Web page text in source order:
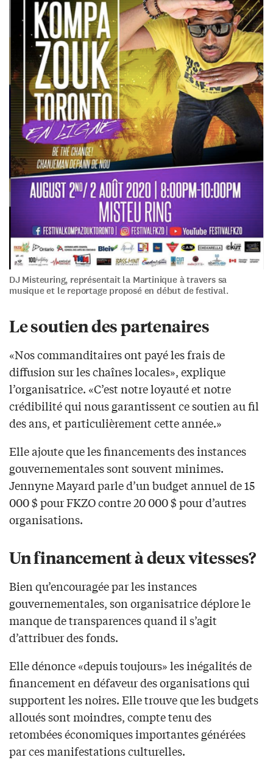
DJ Misteuring, représentait la Martinique à travers sa
musique et le reportage proposé en début de festival.
Le soutien des partenaires
«Nos commanditaires ont payé les frais de
diffusion sur les chaînes locales», explique
l’organisatrice. «C’est notre loyauté et notre
crédibilité qui nous garantissent ce soutien au fil
des ans, et particulièrement cette année.»
Elle ajoute que les financements des instances
gouvernementales sont souvent minimes.
Jennyne Mayard parle d’un budget annuel de 15
000 $ pour FKZO contre 20 000 $ pour d’autres
organisations.
Un financement à deux vitesses?
Bien qu’encouragée par les instances
gouvernementales, son organisatrice déplore le
manque de transparences quand il s’agit
d’attribuer des fonds.
Elle dénonce «depuis toujours» les inégalités de
financement en défaveur des organisations qui
supportent les noires. Elle trouve que les budgets
alloués sont moindres, compte tenu des
retombées économiques importantes générées
par ces manifestations culturelles.